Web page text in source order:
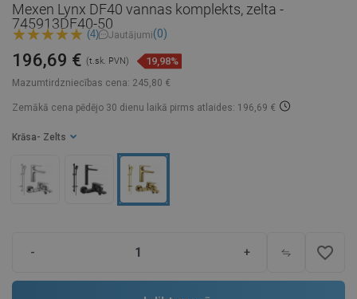
Mexen Lynx DF40 vannas komplekts, zelta -
745913DF40-50
(4) Jautājumi(0)
Mazumtirdzniecības cena: 245,80 €
196,69 € (t.sk. PVN) 19,98%
Zemākā cena pēdējo 30 dienu laikā pirms atlaides: 196,69 €
Krāsa - Zelts
- + favorite_border